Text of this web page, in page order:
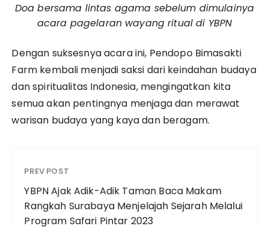
Doa bersama lintas agama sebelum dimulainya
acara pagelaran wayang ritual di YBPN
Dengan suksesnya acara ini, Pendopo Bimasakti
Farm kembali menjadi saksi dari keindahan budaya
dan spiritualitas Indonesia, mengingatkan kita
semua akan pentingnya menjaga dan merawat
warisan budaya yang kaya dan beragam.
PREV POST
YBPN Ajak Adik-Adik Taman Baca Makam
Rangkah Surabaya Menjelajah Sejarah Melalui
Program Safari Pintar 2023